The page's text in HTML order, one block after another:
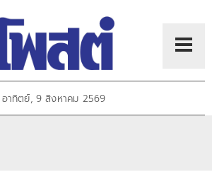
อาทิตย์, 9 สิงหาคม 2569